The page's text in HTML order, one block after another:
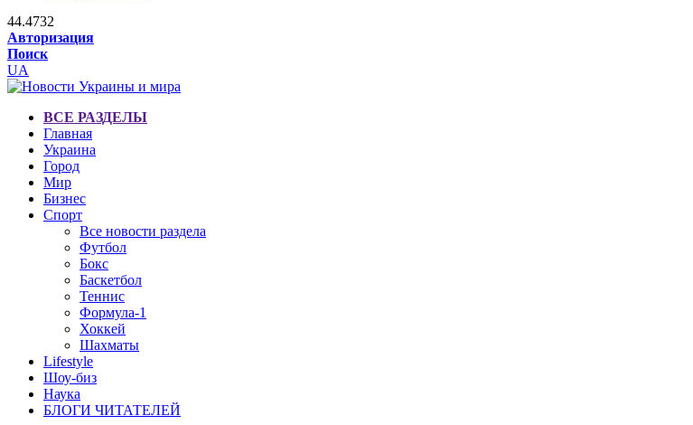
44.4732
Авторизация
Поиск
UA
ВСЕ РАЗДЕЛЫ
Главная
Украина
Город
Мир
Бизнес
Спорт
Все новости раздела
Футбол
Бокс
Баскетбол
Теннис
Формула-1
Хоккей
Шахматы
Lifestyle
Шоу-биз
Наука
БЛОГИ ЧИТАТЕЛЕЙ